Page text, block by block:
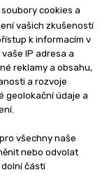
cookies a
vašich zkušeností
k informacím v
IP adresa a
reklamy a obsahu,
a rozvoje
geolokační údaje a
všechny naše
nebo odvolat
části